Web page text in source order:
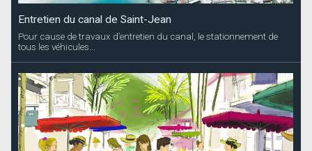
Entretien du canal de Saint-Jean
Pour cause de travaux d’entretien du canal, le stationnement de
tous les véhicules...